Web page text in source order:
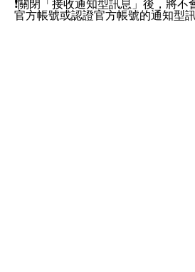
❗️關閉「接收通知型訊息」後，將
官方帳號或認證官方帳號的通知型訊